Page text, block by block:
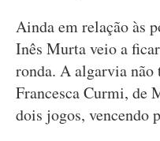
Ainda em relação às
Inês Murta veio a
ronda. A algarvia não
Francesca Curmi, de
dois jogos, vencendo